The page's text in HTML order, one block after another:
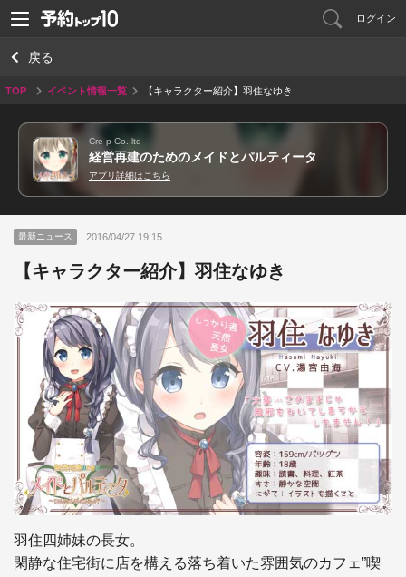
ログイン
戻る
TOP イベント情報一覧 【キャラクター紹介】羽住なゆき
Cre-p Co.,ltd
経営再建のためのメイドとパルティータ
アプリ詳細はこちら
最新ニュース 2016/04/27 19:15
【キャラクター紹介】羽住なゆき
羽住四姉妹の長女。
閑静な住宅街に店を構える落ち着いた雰囲気のカフェ”喫